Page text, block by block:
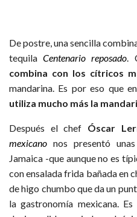
De postre, una sencilla
tequilaCentenario reposado.
combina con los cítricos
mandarina. Es por eso que
utiliza mucho más la
Después el chef Óscar
mexicano nos presentó
Jamaica -que aunque no es
con ensalada frida bañada en
de higo chumbo que da un
la gastronomía mexicana. Es